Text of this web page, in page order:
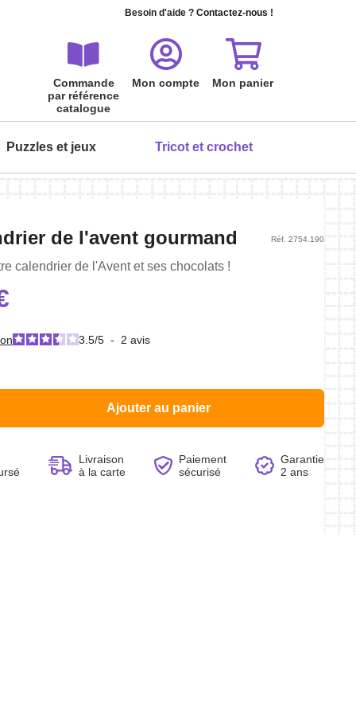
Besoin d'aide ? Contactez-nous !
Commande
par référence
catalogue
Mon compte Mon panier
Tout peindre à l'aquarelle - Les
19,90 €
Voir le produit
Serviette invité à broder
Voir le produit
Cartes à gratter Boules de poils
Voir le produit
Puzzles et jeux
Puzzle carte postale 24 pièces
6,99 €
Voir le produit
Tricot et crochet
de l'avent gourmand
calendrier de l'Avent et ses chocolats !
Réf. 2754.190
3.5/5 - 2 avis
Ajouter au panier
Livraison
à la carte
Paiement
sécurisé
Garantie
2 ans